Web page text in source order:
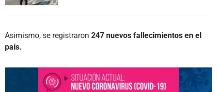
Asimismo, se registraron 247 nuevos fallecimientos en el
país.